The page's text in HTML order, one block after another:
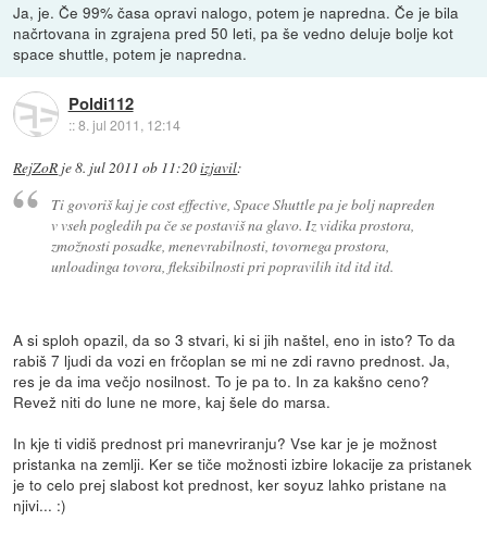
Ja, je. Če 99% časa opravi nalogo, potem je napredna. Če je bila
načrtovana in zgrajena pred 50 leti, pa še vedno deluje bolje kot
space shuttle, potem je napredna.
Poldi112
::8. jul 2011, 12:14
RejZoR je8. jul 2011 ob 11:20izjavil:
Ti govoriš kaj je cost effective, Space Shuttle pa je bolj napreden
v vseh pogledih pa če se postaviš na glavo. Iz vidika prostora,
zmožnosti posadke, menevrabilnosti, tovornega prostora,
unloadinga tovora, fleksibilnosti pri popravilih itd itd itd.
A si sploh opazil, da so 3 stvari, ki si jih naštel, eno in isto? To da
rabiš 7 ljudi da vozi en frčoplan se mi ne zdi ravno prednost. Ja,
res je da ima večjo nosilnost. To je pa to. In za kakšno ceno?
Revež niti do lune ne more, kaj šele do marsa.
In kje ti vidiš prednost pri manevriranju? Vse kar je je možnost
pristanka na zemlji. Ker se tiče možnosti izbire lokacije za pristanek
je to celo prej slabost kot prednost, ker soyuz lahko pristane na
njivi... :)